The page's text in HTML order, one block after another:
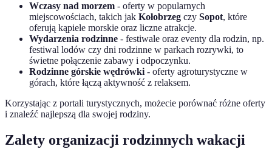
Wczasy nad morzem - oferty w popularnych
miejscowościach, takich jak Kołobrzeg czy Sopot, które
oferują kąpiele morskie oraz liczne atrakcje.
Wydarzenia rodzinne - festiwale oraz eventy dla rodzin, np.
festiwal lodów czy dni rodzinne w parkach rozrywki, to
świetne połączenie zabawy i odpoczynku.
Rodzinne górskie wędrówki - oferty agroturystyczne w
górach, które łączą aktywność z relaksem.
Korzystając z portali turystycznych, możecie porównać różne oferty
i znaleźć najlepszą dla swojej rodziny.
Zalety organizacji rodzinnych wakacji